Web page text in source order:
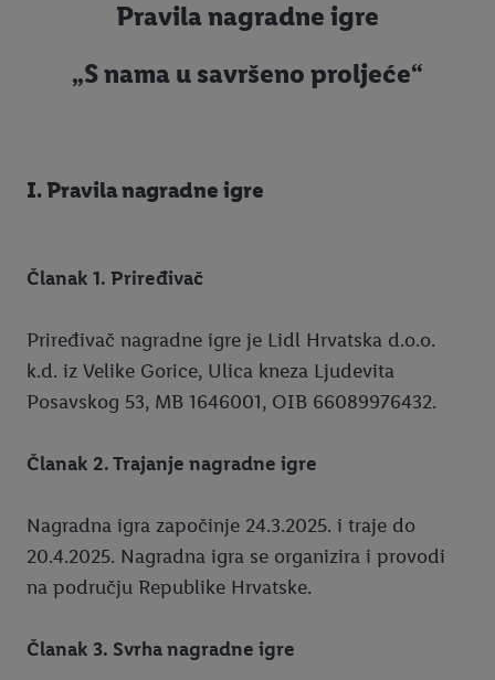
Pravila nagradne igre
„S nama u savršeno proljeće“
I. Pravila nagradne igre
Članak 1. Priređivač
Priređivač nagradne igre je Lidl Hrvatska d.o.o.
k.d. iz Velike Gorice, Ulica kneza Ljudevita
Posavskog 53, MB 1646001, OIB 66089976432.
Članak 2. Trajanje nagradne igre
Nagradna igra započinje 24.3.2025. i traje do
20.4.2025. Nagradna igra se organizira i provodi
na području Republike Hrvatske.
Članak 3. Svrha nagradne igre